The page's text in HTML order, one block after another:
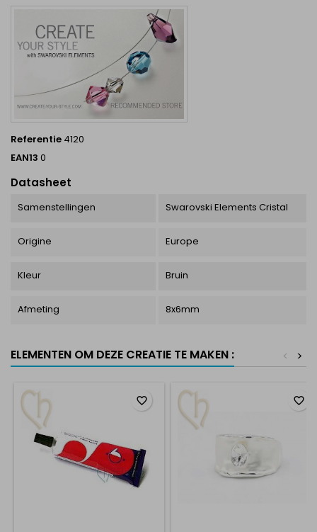
Referentie 4120
EAN13 0
Datasheet
Samenstellingen Swarovski Elements Cristal
Origine Europe
Kleur Bruin
Afmeting 8x6mm
ELEMENTEN OM DEZE CREATIE TE MAKEN : >
<
favorite_border favorite_border